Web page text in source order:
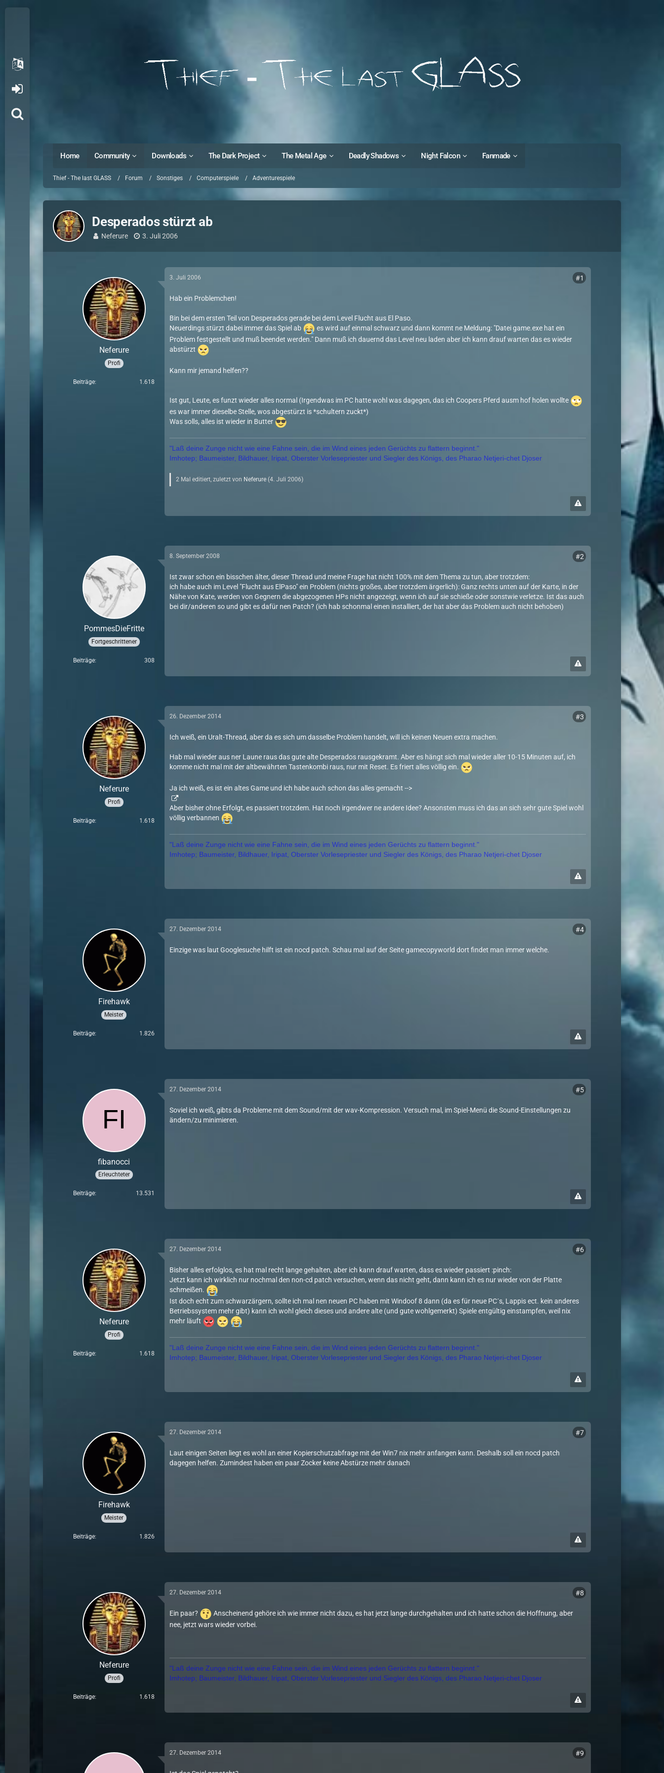
Home Community Downloads The Dark Project The Metal Age Deadly Shadows Night Falcon Fanmade
Thief - The last GLASS Forum Sonstiges Computerspiele Adventurespiele
Desperados stürzt ab
Neferure 3. Juli 2006
Neferure
Profi
Beiträge 1.618
3. Juli 2006 #1
Hab ein Problemchen!
Bin bei dem ersten Teil von Desperados gerade bei dem Level Flucht aus El Paso.
Neuerdings stürzt dabei immer das Spiel ab
es wird auf einmal schwarz und dann kommt ne Meldung: "Datei game.exe hat ein
Problem festgestellt und muß beendet werden." Dann muß ich dauernd das Level neu laden aber ich kann drauf warten das es wieder
abstürzt
Kann mir jemand helfen??
Ist gut, Leute, es funzt wieder alles normal (Irgendwas im PC hatte wohl was dagegen, das ich Coopers Pferd ausm hof holen wollte
es war immer dieselbe Stelle, wos abgestürzt is *schultern zuckt*)
Was solls, alles ist wieder in Butter
"Laß deine Zunge nicht wie eine Fahne sein, die im Wind eines jeden Gerüchts zu flattern beginnt."
Imhotep; Baumeister, Bildhauer, Iripat, Oberster Vorlesepriester und Siegler des Königs, des Pharao Netjeri-chet Djoser
2 Mal editiert, zuletzt von Neferure (4. Juli 2006)
PommesDieFritte
Fortgeschrittener
Beiträge 308
8. September 2008 #2
Ist zwar schon ein bisschen älter, dieser Thread und meine Frage hat nicht 100% mit dem Thema zu tun, aber trotzdem:
ich habe auch im Level "Flucht aus ElPaso" ein Problem (nichts großes, aber trotzdem ärgerlich): Ganz rechts unten auf der Karte, in der
Nähe von Kate, werden von Gegnern die abgezogenen HPs nicht angezeigt, wenn ich auf sie schieße oder sonstwie verletze. Ist das auch
bei dir/anderen so und gibt es dafür nen Patch? (ich hab schonmal einen installiert, der hat aber das Problem auch nicht behoben)
Neferure
Profi
Beiträge 1.618
26. Dezember 2014 #3
Ich weiß, ein Uralt-Thread, aber da es sich um dasselbe Problem handelt, will ich keinen Neuen extra machen.
Hab mal wieder aus ner Laune raus das gute alte Desperados rausgekramt. Aber es hängt sich mal wieder aller 10-15 Minuten auf, ich
komme nicht mal mit der altbewährten Tastenkombi raus, nur mit Reset. Es friert alles völlig ein.
Ja ich weiß, es ist ein altes Game und ich habe auch schon das alles gemacht -->
Aber bisher ohne Erfolgt, es passiert trotzdem. Hat noch irgendwer ne andere Idee? Ansonsten muss ich das an sich sehr gute Spiel wohl
völlig verbannen
"Laß deine Zunge nicht wie eine Fahne sein, die im Wind eines jeden Gerüchts zu flattern beginnt."
Imhotep; Baumeister, Bildhauer, Iripat, Oberster Vorlesepriester und Siegler des Königs, des Pharao Netjeri-chet Djoser
Firehawk
Meister
Beiträge 1.826
27. Dezember 2014 #4
Einzige was laut Googlesuche hilft ist ein nocd patch. Schau mal auf der Seite gamecopyworld dort findet man immer welche.
fibanocci
Erleuchteter
Beiträge 13.531
27. Dezember 2014 #5
Soviel ich weiß, gibts da Probleme mit dem Sound/mit der wav-Kompression. Versuch mal, im Spiel-Menü die Sound-Einstellungen zu
ändern/zu minimieren.
Neferure
Profi
Beiträge 1.618
27. Dezember 2014 #6
Bisher alles erfolglos, es hat mal recht lange gehalten, aber ich kann drauf warten, dass es wieder passiert :pinch:
Jetzt kann ich wirklich nur nochmal den non-cd patch versuchen, wenn das nicht geht, dann kann ich es nur wieder von der Platte
schmeißen.
Ist doch echt zum schwarzärgern, sollte ich mal nen neuen PC haben mit Windoof 8 dann (da es für neue PC´s, Lappis ect. kein anderes
Betriebssystem mehr gibt) kann ich wohl gleich dieses und andere alte (und gute wohlgemerkt) Spiele entgültig einstampfen, weil nix
mehr läuft
"Laß deine Zunge nicht wie eine Fahne sein, die im Wind eines jeden Gerüchts zu flattern beginnt."
Imhotep; Baumeister, Bildhauer, Iripat, Oberster Vorlesepriester und Siegler des Königs, des Pharao Netjeri-chet Djoser
Firehawk
Meister
Beiträge 1.826
27. Dezember 2014 #7
Laut einigen Seiten liegt es wohl an einer Kopierschutzabfrage mit der Win7 nix mehr anfangen kann. Deshalb soll ein nocd patch
dagegen helfen. Zumindest haben ein paar Zocker keine Abstürze mehr danach
Neferure
Profi
Beiträge 1.618
27. Dezember 2014 #8
Ein paar?
Anscheinend gehöre ich wie immer nicht dazu, es hat jetzt lange durchgehalten und ich hatte schon die Hoffnung, aber
nee, jetzt wars wieder vorbei.
"Laß deine Zunge nicht wie eine Fahne sein, die im Wind eines jeden Gerüchts zu flattern beginnt."
Imhotep; Baumeister, Bildhauer, Iripat, Oberster Vorlesepriester und Siegler des Königs, des Pharao Netjeri-chet Djoser
27. Dezember 2014 #9